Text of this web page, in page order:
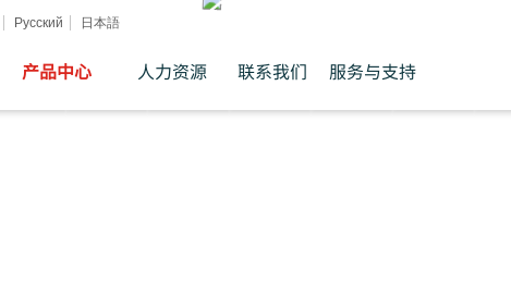
产品中心 人力资源 联系我们 服务与支持
Русский 日本語